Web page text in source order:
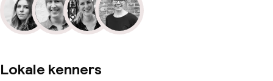
Lokale kenners